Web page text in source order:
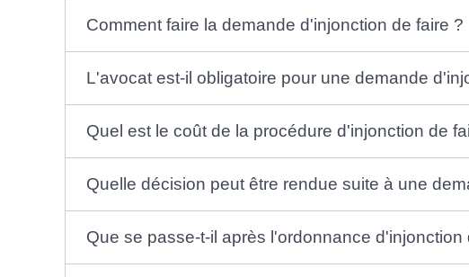
Comment faire la demande d'injonction de faire ?
L'avocat est-il obligatoire pour une demande
Quel est le coût de la procédure d'injonction de
Quelle décision peut être rendue suite à une
Que se passe-t-il après l'ordonnance d'injonction